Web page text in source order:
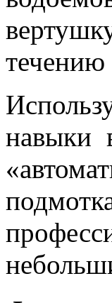
течению
навыки